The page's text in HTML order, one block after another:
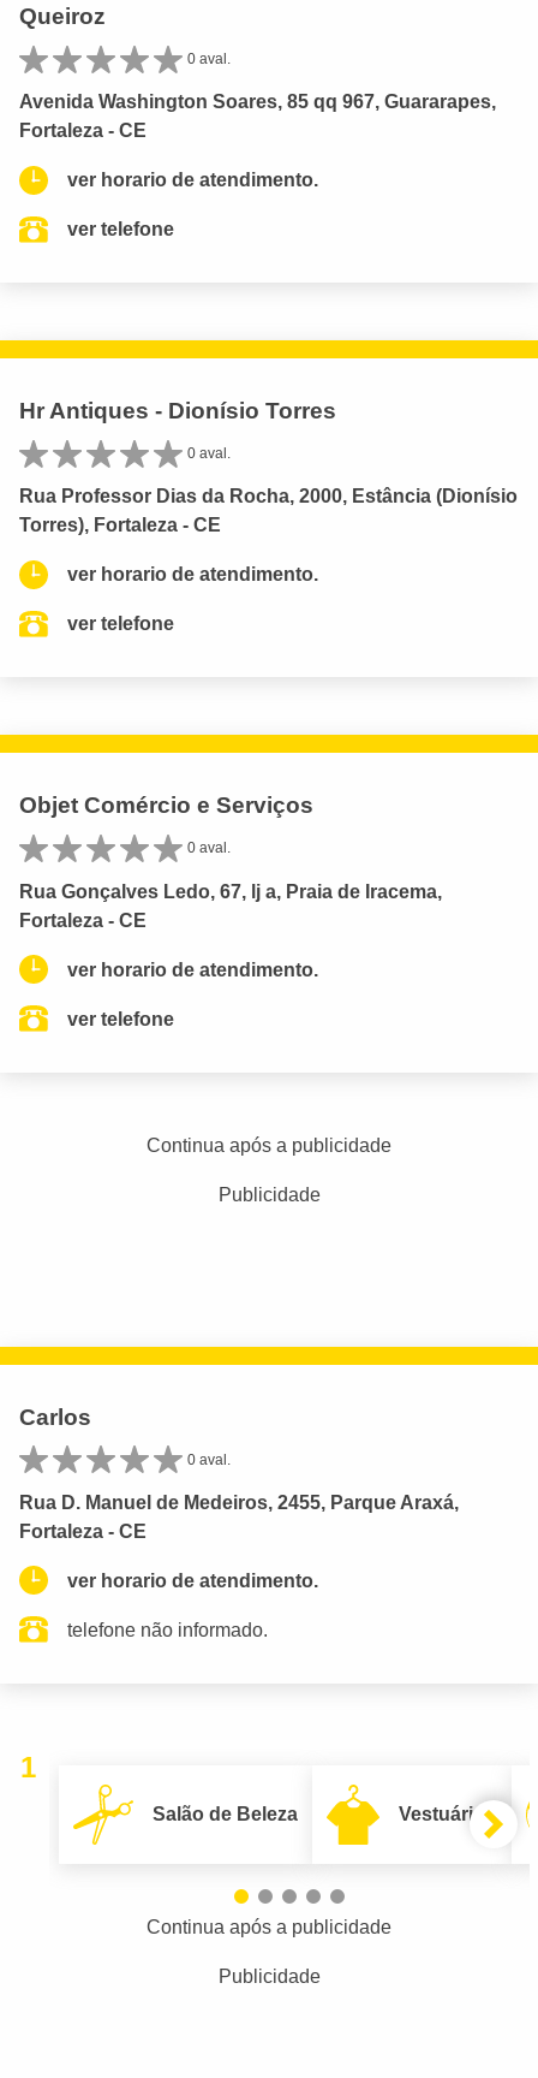
Queiroz
0 aval.
Avenida Washington Soares, 85 qq 967, Guararapes,
Fortaleza - CE
ver horario de atendimento.
ver telefone
Hr Antiques - Dionísio Torres
0 aval.
Rua Professor Dias da Rocha, 2000, Estância (Dionísio
Torres), Fortaleza - CE
ver horario de atendimento.
ver telefone
Objet Comércio e Serviços
0 aval.
Rua Gonçalves Ledo, 67, lj a, Praia de Iracema,
Fortaleza - CE
ver horario de atendimento.
ver telefone
Continua após a publicidade
Publicidade
Carlos
0 aval.
Rua D. Manuel de Medeiros, 2455, Parque Araxá,
Fortaleza - CE
ver horario de atendimento.
telefone não informado.
1
Salão de Beleza Vestuário
Continua após a publicidade
Publicidade